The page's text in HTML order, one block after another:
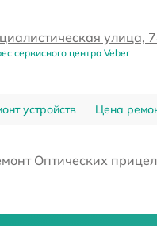
улица,
сервисного центра Veber
устройств Цена
Оптических